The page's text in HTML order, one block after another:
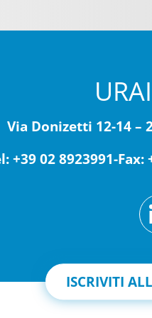
Via Donizetti 12-14 –
+39 02 8923991-Fax:
ISCRIVITI